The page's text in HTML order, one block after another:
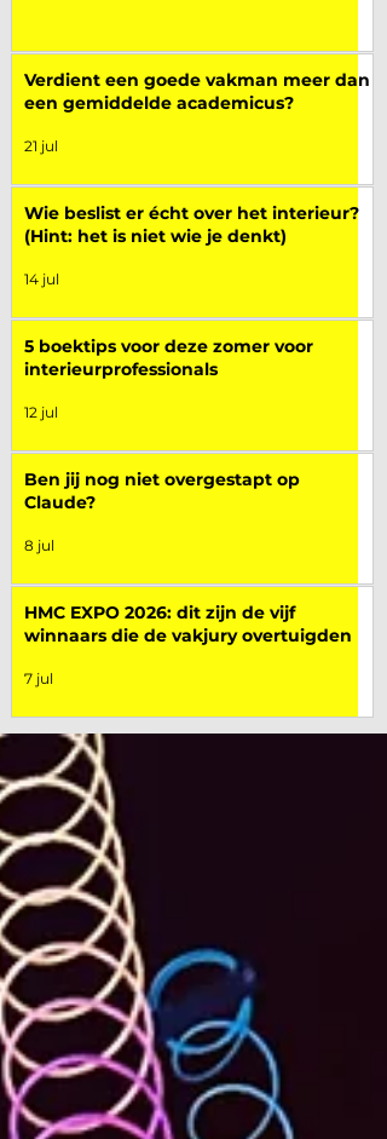
Verdient een goede vakman meer dan
een gemiddelde academicus?
21 jul
Wie beslist er écht over het interieur?
(Hint: het is niet wie je denkt)
14 jul
5 boektips voor deze zomer voor
interieurprofessionals
12 jul
Ben jij nog niet overgestapt op
Claude?
8 jul
HMC EXPO 2026: dit zijn de vijf
winnaars die de vakjury overtuigden
7 jul